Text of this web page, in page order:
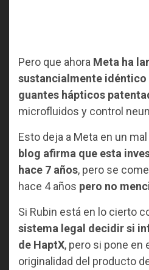
Pero que ahora Meta ha
sustancialmente
guantes hápticos
microfluidos y control
Esto deja a Meta en un
blog afirma que esta
hace 7 años, pero se
hace 4 años pero no
Si Rubin está en lo cierto
sistema legal decidir si
de HaptX, pero si pone en
originalidad del producto